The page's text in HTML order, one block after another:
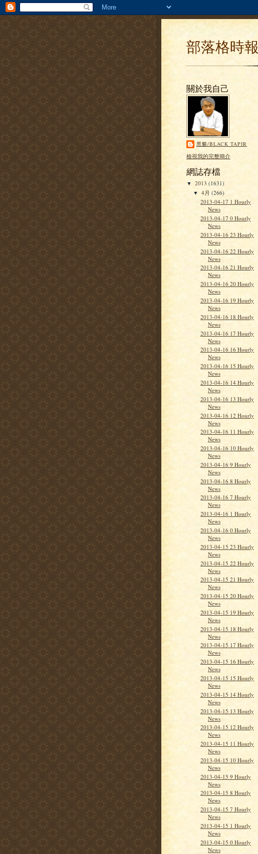
部落格時報
關於我自己
黑貘/BLACK TAPIR
檢視我的完整簡介
網誌存檔
▼ 2013 (1631)
▼4月(266)
2013-04-17 1 Hourly
News
2013-04-17 0 Hourly
News
2013-04-16 23 Hourly
News
2013-04-16 22 Hourly
News
2013-04-16 21 Hourly
News
2013-04-16 20 Hourly
News
2013-04-16 19 Hourly
News
2013-04-16 18 Hourly
News
2013-04-16 17 Hourly
News
2013-04-16 16 Hourly
News
2013-04-16 15 Hourly
News
2013-04-16 14 Hourly
News
2013-04-16 13 Hourly
News
2013-04-16 12 Hourly
News
2013-04-16 11 Hourly
News
2013-04-16 10 Hourly
News
2013-04-16 9 Hourly
News
2013-04-16 8 Hourly
News
2013-04-16 7 Hourly
News
2013-04-16 1 Hourly
News
2013-04-16 0 Hourly
News
2013-04-15 23 Hourly
News
2013-04-15 22 Hourly
News
2013-04-15 21 Hourly
News
2013-04-15 20 Hourly
News
2013-04-15 19 Hourly
News
2013-04-15 18 Hourly
News
2013-04-15 17 Hourly
News
2013-04-15 16 Hourly
News
2013-04-15 15 Hourly
News
2013-04-15 14 Hourly
News
2013-04-15 13 Hourly
News
2013-04-15 12 Hourly
News
2013-04-15 11 Hourly
News
2013-04-15 10 Hourly
News
2013-04-15 9 Hourly
News
2013-04-15 8 Hourly
News
2013-04-15 7 Hourly
News
2013-04-15 1 Hourly
News
2013-04-15 0 Hourly
News